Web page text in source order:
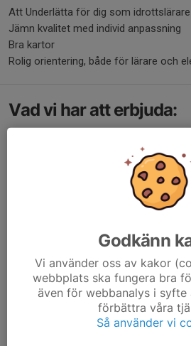
Att Underlätta för dig som idrottslärare
Jämn kvalitet med individ anpassning
Bra kartor
Rolig orientering, både för lärare och
Vad vi har att erbjuda:
Olika övningar att välja
Live GPS-tracking
Eskilsparken
Öster om Nedre Rudansjön
Övningar att använda till vardags
Olika exempel
GPS-app instruktioner och
alla övningar ovan.
Godkänn
Vi använder oss av kakor
webbplats ska fungera bra
även för webbanalys i
förbättra våra
Så använder vi